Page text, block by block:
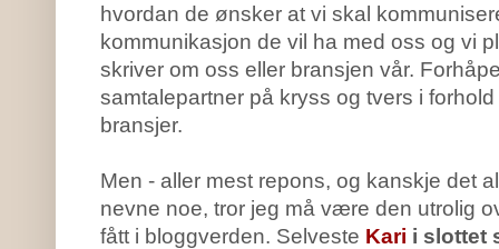
hvordan de ønsker at vi skal
kommunikasjon de vil ha med oss og vi
skriver om oss eller bransjen vår.
samtalepartner på kryss og tvers i
bransjer.
Men - aller mest repons, og kanskje det
nevne noe, tror jeg må være den utrolig
fått i bloggverden. Selveste Kari i slottet